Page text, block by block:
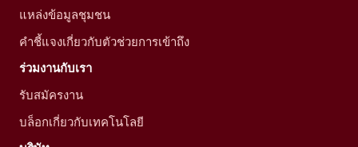
แหล่งข้อมูลชุมชน
คำชี้แจงเกี่ยวกับตัวช่วยการเข้าถึง
ร่วมงานกับเรา
รับสมัครงาน
บล็อกเกี่ยวกับเทคโนโลยี